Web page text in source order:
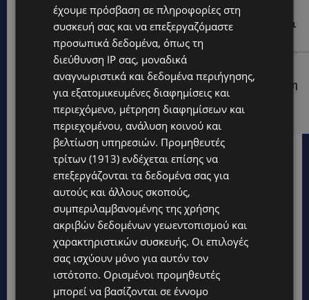
VIBE NEWS
Η Mercedes-Benz γιορτάζει έναν αιώνα ιστορίας και
κοιτάζει προς το μέλλον
UPDATES
ΚΟΚΚΙΝΟΤΡΙΜΙΘΙΑ: Σκύλος στον δρόμο μέσα στη ζέστη
– Το καλοκαιρινό «κύμα» εγκατάλειψης ζώων και η
ευθύνη που δεν κάνει διακοπές
έχουμε πρόσβαση σε πληροφορίες στη
συσκευή σας και να επεξεργαζόμαστε
προσωπικά δεδομένα, όπως τη
διεύθυνση IP σας, μοναδικά
αναγνωριστικά και δεδομένα περιήγησης,
για εξατομικευμένες διαφημίσεις και
περιεχόμενο, μέτρηση διαφημίσεων και
περιεχομένου, ανάλυση κοινού και
βελτίωση υπηρεσιών. Προμηθευτές
τρίτων (1913) ενδέχεται επίσης να
επεξεργάζονται τα δεδομένα σας για
αυτούς και άλλους σκοπούς,
συμπεριλαμβανομένης της χρήσης
ακριβών δεδομένων γεωεντοπισμού και
χαρακτηριστικών συσκευής. Οι επιλογές
σας ισχύουν μόνο για αυτόν τον
ιστότοπο. Ορισμένοι προμηθευτές
μπορεί να βασίζονται σε έννομο